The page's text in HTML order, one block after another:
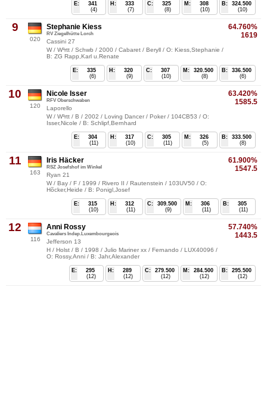
B:
324.500
(10)
M:
308
(10)
C:
325
(8)
H:
333
(7)
E:
341
(4)
9
020
64.760%
1619
Stephanie Kiess
RV Ziegelhütte Lorch
Cassini 27
W / W³rtt / Schwb / 2000 / Cabaret / Beryll / O: Kiess,Stephanie /
B: ZG Rapp,Karl u.Renate
B:
336.500
(6)
M:
320.500
(8)
C:
307
(10)
H:
320
(9)
E:
335
(6)
10
120
63.420%
1585.5
Nicole Isser
RFV Oberschwaben
Laporello
W / W³rtt / B / 2002 / Loving Dancer / Poker / 104CB53 / O:
Isser,Nicole / B: Schlipf,Bernhard
B:
333.500
(8)
M:
326
(5)
C:
305
(11)
H:
317
(10)
E:
304
(11)
11
163
61.900%
1547.5
Iris Häcker
RSZ Josefshof im Winkel
Ryan 21
W / Bay / F / 1999 / Rivero II / Rautenstein / 103UV50 / O:
Hõcker,Heide / B: Ponigl,Josef
B:
305
(11)
M:
306
(11)
C:
309.500
(9)
H:
312
(11)
E:
315
(10)
12
116
57.740%
1443.5
Anni Rossy
Cavaliers Indep.Luxembourgeois
Jefferson 13
H / Holst / B / 1998 / Julio Mariner xx / Fernando / LUX40096 /
O: Rossy,Anni / B: Jahr,Alexander
B:
295.500
(12)
M:
284.500
(12)
C:
279.500
(12)
H:
289
(12)
E:
295
(12)